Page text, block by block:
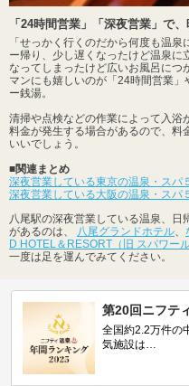
「24時間営業」「深夜営業」で
「せっかく行くのだから何度も温
ー帰り、少し遅くなったけど温泉に
なってしまったけど広いお風呂につ
マンにも嬉しいのが「24時間営業
ー銭湯。
清掃や点検などの作業によって入浴
料金が発生する場合があるので、料
いいでしょう。
■関連まとめ
深夜営業している東京の温泉・スパ
深夜営業している大阪の温泉・スパ
八尾駅の深夜営業している温泉、
があるのは、 八尾グランドホテル、
D HOTEL＆RESORT（旧 スパワー
一度は足を運んでみてください。
第20回ニフテ
全国約2.2万件の
気施設は…